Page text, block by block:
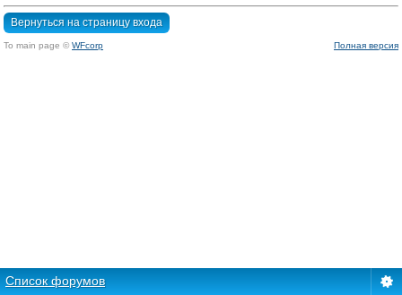
Вернуться на страницу входа
To main page © WFcorp Полная версия
Список форумов